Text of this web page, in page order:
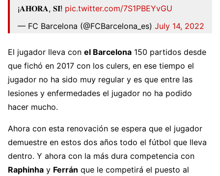
¡𝐀𝐇𝐎𝐑𝐀, 𝐒𝐈́! pic.twitter.com/7S1PBEYvGU
— FC Barcelona (@FCBarcelona_es) July 14, 2022
El jugador lleva con el Barcelona 150 partidos desde
que fichó en 2017 con los culers, en ese tiempo el
jugador no ha sido muy regular y es que entre las
lesiones y enfermedades el jugador no ha podido
hacer mucho.
Ahora con esta renovación se espera que el jugador
demuestre en estos dos años todo el fútbol que lleva
dentro. Y ahora con la más dura competencia con
Raphinha y Ferrán que le competirá el puesto al